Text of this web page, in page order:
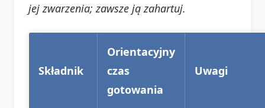
jej zwarzenia; zawsze ją zahartuj.
Składnik
Orientacyjny
czas
gotowania
Uwagi